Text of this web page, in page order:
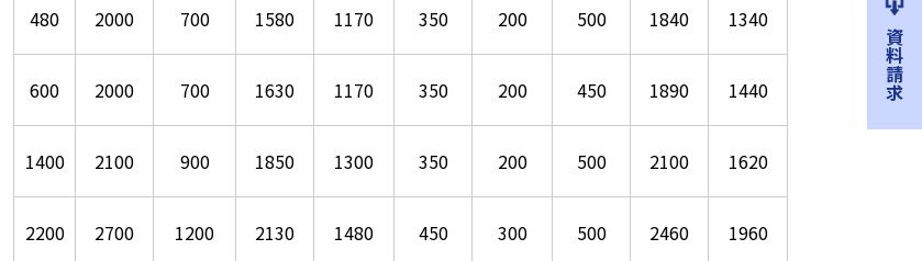
480 2000 700 1580 1170 350 200 500 1840 1340
600 2000 700 1630 1170 350 200 450 1890 1440
1400 2100 900 1850 1300 350 200 500 2100 1620
2200 2700 1200 2130 1480 450 300 500 2460 1960
資料請求